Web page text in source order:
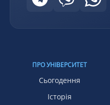
ПРО УНІВЕРСИТЕТ
Сьогодення
Історія